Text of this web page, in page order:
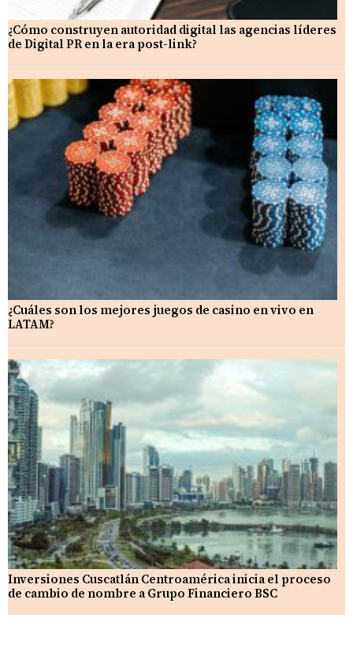
¿Cómo construyen autoridad digital las agencias líderes
de Digital PR en la era post-link?
¿Cuáles son los mejores juegos de casino en vivo en
LATAM?
Inversiones Cuscatlán Centroamérica inicia el proceso
de cambio de nombre a Grupo Financiero BSC